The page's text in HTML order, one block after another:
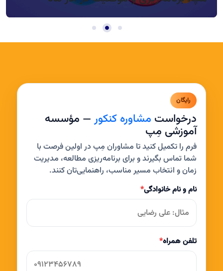
رایگان
درخواست مشاوره کنکور— مؤسسه
آموزشی مِپ
فرم را تکمیل کنید تا مشاوران مِپ در اولین فرصت با
شما تماس بگیرند و برای برنامه‌ریزی مطالعه، مدیریت
زمان و انتخاب مسیر مناسب، راهنمایی‌تان کنند.
نام و نام خانوادگی*
تلفن همراه*